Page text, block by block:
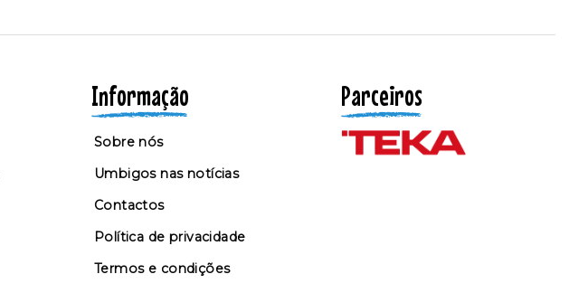
Informação
Sobre nós
Umbigos nas notícias
Contactos
Política de privacidade
Termos e condições
Parceiros